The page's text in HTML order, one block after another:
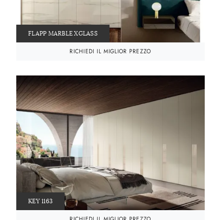
FLAPP MARBLE XGLASS
RICHIEDI IL MIGLIOR PREZZO
KEY 1163